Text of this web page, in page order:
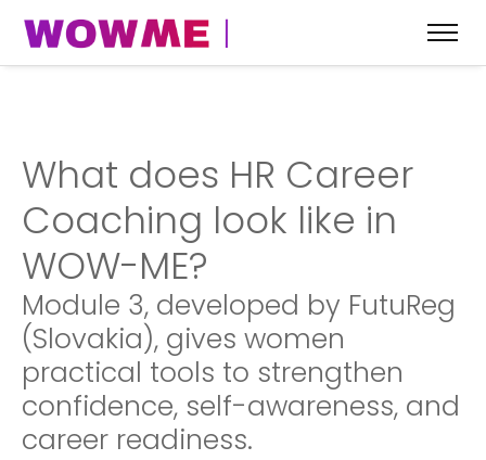
What does HR Career
Coaching look like in
WOW-ME?
Module 3, developed by FutuReg
(Slovakia), gives women
practical tools to strengthen
confidence, self-awareness, and
career readiness.